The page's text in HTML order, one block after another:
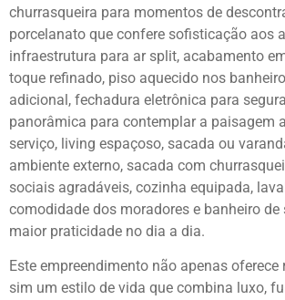
churrasqueira para momentos de
porcelanato que confere sofisticação aos
infraestrutura para ar split, acabamento
toque refinado, piso aquecido nos
adicional, fechadura eletrônica para
panorâmica para contemplar a paisagem
serviço, living espaçoso, sacada ou
ambiente externo, sacada com
sociais agradáveis, cozinha equipada,
comodidade dos moradores e banheiro de
maior praticidade no dia a dia.
Este empreendimento não apenas oferece
sim um estilo de vida que combina luxo,